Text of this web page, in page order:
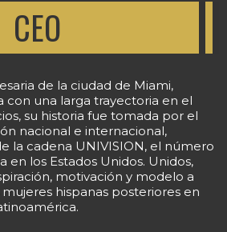
CEO
de la ciudad de Miami,
con una larga trayectoria en el
su historia fue tomada por el
nacional e internacional,
la cadena UNIVISION, el número
en los Estados Unidos. Unidos,
motivación y modelo a
hispanas posteriores en